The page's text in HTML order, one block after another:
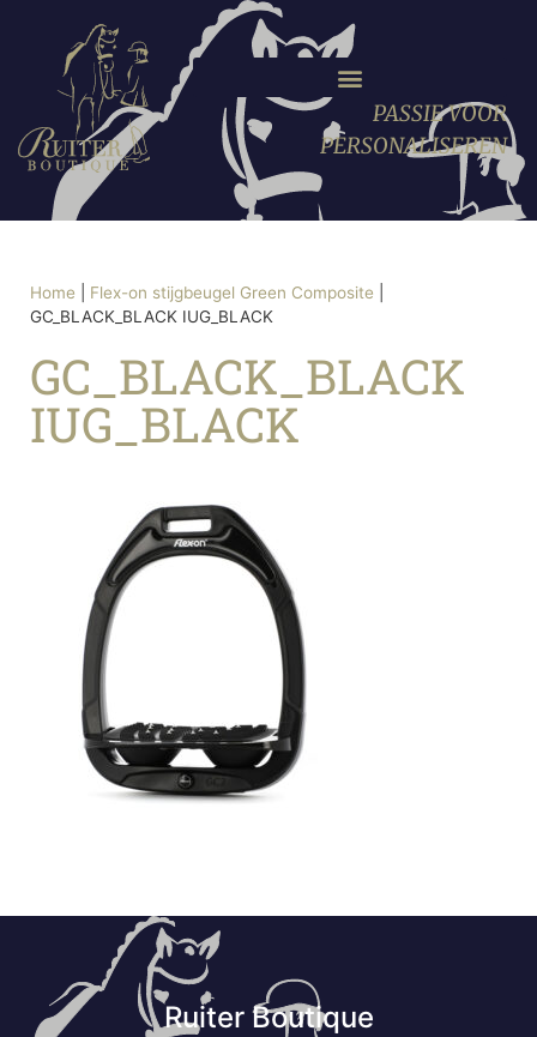
PASSIE VOOR
PERSONALISEREN
Home Flex-on stijgbeugel Green Composite
GC_BLACK_BLACK IUG_BLACK
GC_BLACK_BLACK
IUG_BLACK
Ruiter Boutique